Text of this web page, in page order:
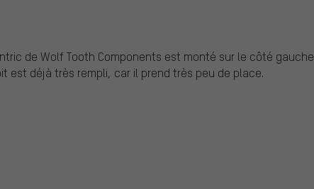
de Wolf Tooth Components est monté sur le côté gauche
est déjà très rempli, car il prend très peu de place.